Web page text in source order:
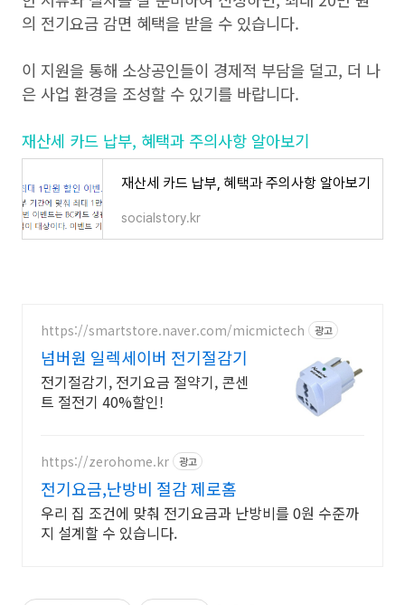
의 전기요금 감면 혜택을 받을 수 있습니다.
이 지원을 통해 소상공인들이 경제적 부담을 덜고, 더 나
은 사업 환경을 조성할 수 있기를 바랍니다.
재산세 카드 납부, 혜택과 주의사항 알아보기
재산세 카드 납부, 혜택과 주의사항 알아보기
socialstory.kr
https://smartstore.naver.com/micmictech 광고
넘버원 일렉세이버 전기절감기
전기절감기, 전기요금 절약기, 콘센
트 절전기 40%할인!
https://zerohome.kr 광고
전기요금,난방비 절감 제로홈
우리 집 조건에 맞춰 전기요금과 난방비를 0원 수준까
지 설계할 수 있습니다.